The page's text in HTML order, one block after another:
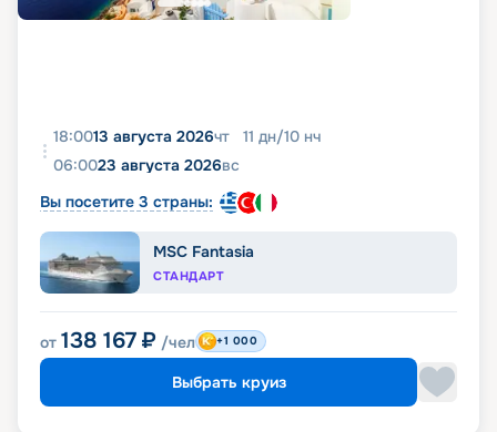
18:0013 августа 2026чт 11 дн/10 нч
06:0023 августа 2026вс
Вы посетите 3 страны:
MSC Fantasia
СТАНДАРТ
от 138 167 ₽ /чел +1 000
Выбрать круиз